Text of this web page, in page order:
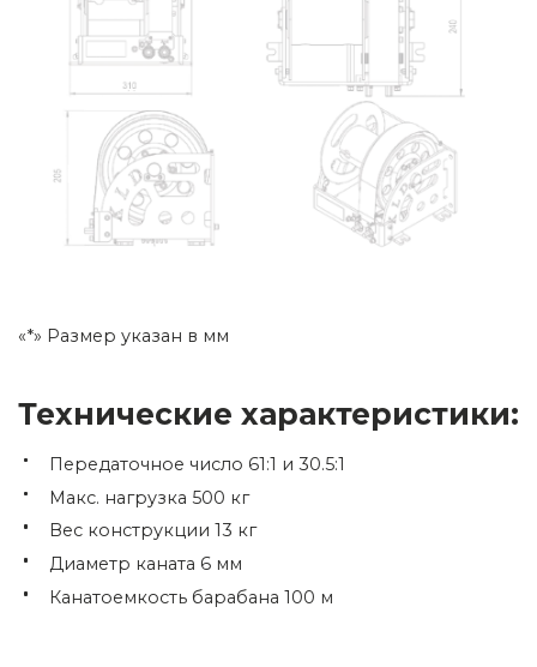
«*» Размер указан в мм
Технические характеристики:
Передаточное число 61:1 и 30.5:1
Макс. нагрузка 500 кг
Вес конструкции 13 кг
Диаметр каната 6 мм
Канатоемкость барабана 100 м